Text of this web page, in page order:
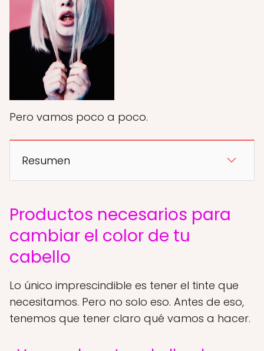
Pero vamos poco a poco.
Resumen
Productos necesarios para
cambiar el color de tu
cabello
Lo único imprescindible es tener el tinte que
necesitamos. Pero no solo eso. Antes de eso,
tenemos que tener claro qué vamos a hacer.